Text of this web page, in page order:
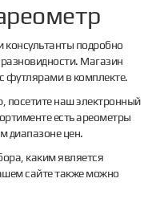
консультанты подробно
Магазин
футлярами в комплекте.
посетите наш электронный
есть ареометры
диапазоне цен.
каким является
сайте также можно